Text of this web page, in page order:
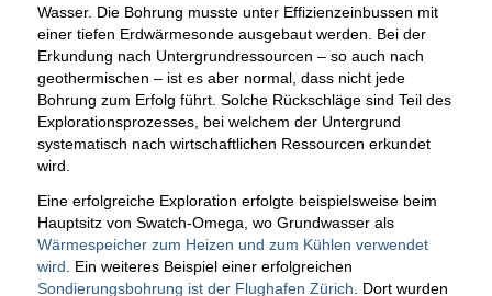
Wasser. Die Bohrung musste unter Effizienzeinbussen mit
einer tiefen Erdwärmesonde ausgebaut werden. Bei der
Erkundung nach Untergrundressourcen – so auch nach
geothermischen – ist es aber normal, dass nicht jede
Bohrung zum Erfolg führt. Solche Rückschläge sind Teil des
Explorationsprozesses, bei welchem der Untergrund
systematisch nach wirtschaftlichen Ressourcen erkundet
wird.
Eine erfolgreiche Exploration erfolgte beispielsweise beim
Hauptsitz von Swatch-Omega, wo Grundwasser als
Wärmespeicher zum Heizen und zum Kühlen verwendet
wird . Ein weiteres Beispiel einer erfolgreichen
Sondierungsbohrung ist der Flughafen Zürich . Dort wurden